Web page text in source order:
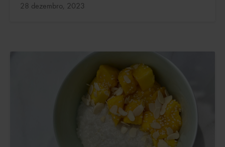
Atualizado:
28 dezembro, 2023